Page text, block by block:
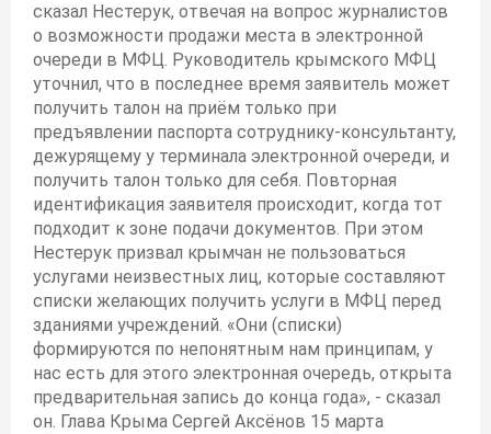
сказал Нестерук, отвечая на вопрос журналистов
о возможности продажи места в электронной
очереди в МФЦ. Руководитель крымского МФЦ
уточнил, что в последнее время заявитель может
получить талон на приём только при
предъявлении паспорта сотруднику-консультанту,
дежурящему у терминала электронной очереди, и
получить талон только для себя. Повторная
идентификация заявителя происходит, когда тот
подходит к зоне подачи документов. При этом
Нестерук призвал крымчан не пользоваться
услугами неизвестных лиц, которые составляют
списки желающих получить услуги в МФЦ перед
зданиями учреждений. «Они (списки)
формируются по непонятным нам принципам, у
нас есть для этого электронная очередь, открыта
предварительная запись до конца года», - сказал
он. Глава Крыма Сергей Аксёнов 15 марта